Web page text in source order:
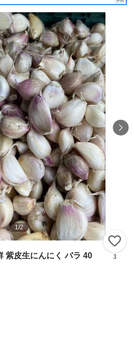
1/2
皮生にんにく バラ 40
3